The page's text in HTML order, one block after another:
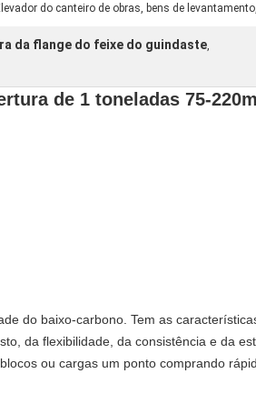
do canteiro de obras, bens de
da flange do feixe do guindaste,
de 1 toneladas 75-
do baixo-carbono. Tem as
da flexibilidade, da consistência e da
ou cargas um ponto comprando